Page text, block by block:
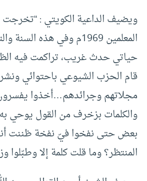
ويضيف الداعية الكويتي :
المعلمين 1969م وفي هذه
حياتي حدث غريب، تراكمت فيه
قام الحزب الشيوعي باحتوائي
مجلاتهم وجرائدهم…أخذوا
والكلمات بزخرف من القول يوحي
بعض حتى نفخوا فيّ نفخة ظننت
المنتظر؟ وما قلت كلمة إلا وطبّلوا